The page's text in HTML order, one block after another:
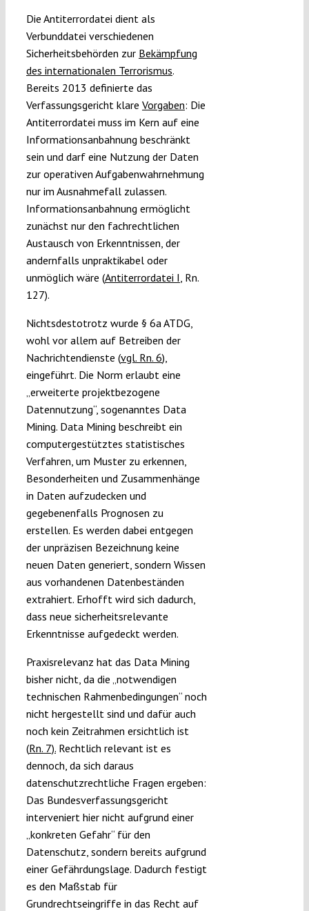
Die Antiterrordatei dient als
Verbunddatei verschiedenen
Sicherheitsbehörden zur Bekämpfung
des internationalen Terrorismus.
Bereits 2013 definierte das
Verfassungsgericht klare Vorgaben: Die
Antiterrordatei muss im Kern auf eine
Informationsanbahnung beschränkt
sein und darf eine Nutzung der Daten
zur operativen Aufgabenwahrnehmung
nur im Ausnahmefall zulassen.
Informationsanbahnung ermöglicht
zunächst nur den fachrechtlichen
Austausch von Erkenntnissen, der
andernfalls unpraktikabel oder
unmöglich wäre (Antiterrordatei I , Rn.
127).
Nichtsdestotrotz wurde § 6a ATDG,
wohl vor allem auf Betreiben der
Nachrichtendienste (vgl. Rn. 6),
eingeführt. Die Norm erlaubt eine
„erweiterte projektbezogene
Datennutzung“, sogenanntes Data
Mining. Data Mining beschreibt ein
computergestütztes statistisches
Verfahren, um Muster zu erkennen,
Besonderheiten und Zusammenhänge
in Daten aufzudecken und
gegebenenfalls Prognosen zu
erstellen. Es werden dabei entgegen
der unpräzisen Bezeichnung keine
neuen Daten generiert, sondern Wissen
aus vorhandenen Datenbeständen
extrahiert. Erhofft wird sich dadurch,
dass neue sicherheitsrelevante
Erkenntnisse aufgedeckt werden.
Praxisrelevanz hat das Data Mining
bisher nicht, da die „notwendigen
technischen Rahmenbedingungen“ noch
nicht hergestellt sind und dafür auch
noch kein Zeitrahmen ersichtlich ist
(Rn. 7).Rechtlich relevant ist es
dennoch, da sich daraus
datenschutzrechtliche Fragen ergeben:
Das Bundesverfassungsgericht
interveniert hier nicht aufgrund einer
„konkreten Gefahr“ für den
Datenschutz, sondern bereits aufgrund
einer Gefährdungslage. Dadurch festigt
es den Maßstab für
Grundrechtseingriffe in das Recht auf